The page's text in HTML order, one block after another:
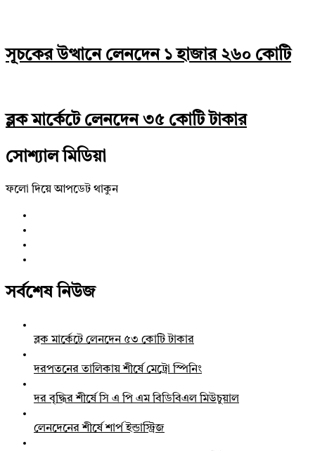
সূচকের উত্থানে লেনদেন ১ হাজার ২৬০ কোটি
ব্লক মার্কেটে লেনদেন ৩৫ কোটি টাকার
সোশ্যাল মিডিয়া
ফলো দিয়ে আপডেট থাকুন
সর্বশেষ নিউজ
ব্লক মার্কেটে লেনদেন ৫৩ কোটি টাকার
দরপতনের তালিকায় শীর্ষে মেট্রো স্পিনিং
দর বৃদ্ধির শীর্ষে সি এ পি এম বিডিবিএল মিউচুয়াল
লেনদেনের শীর্ষে শার্প ইন্ডাস্ট্রিজ